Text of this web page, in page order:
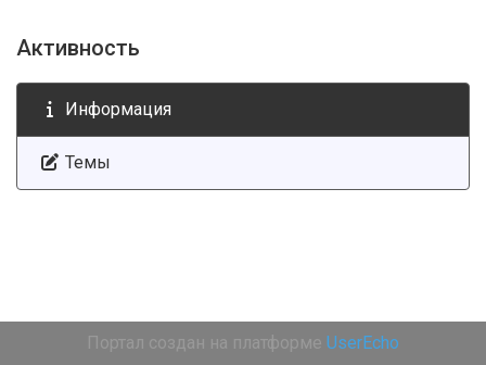
Активность
Информация
Темы
Портал создан на платформе UserEcho